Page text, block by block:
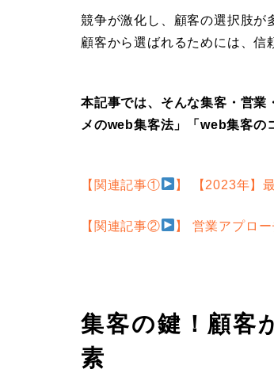
競争が激化し、顧客の選択肢が
顧客から選ばれるためには、
本記事では、そんな集客・営
メのweb集客法」「web集客の
【関連記事① 】 【2023年】
【関連記事② 】 営業アプロ
集客の鍵！顧客
素